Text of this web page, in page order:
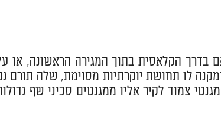
בדרך הקלאסית בתוך המגירה הראשונה, או
לו תחושת יוקרתיות מסוימת, שלה תורם
צמוד לקיר אליו ממגנטים סכיני שף